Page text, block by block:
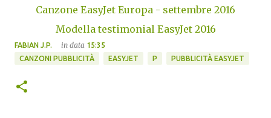
Canzone EasyJet Europa - settembre 2016
Modella testimonial EasyJet 2016
FABIAN J.P. in data 15:35
CANZONI PUBBLICITÀ
EASYJET P PUBBLICITÀ EASYJET